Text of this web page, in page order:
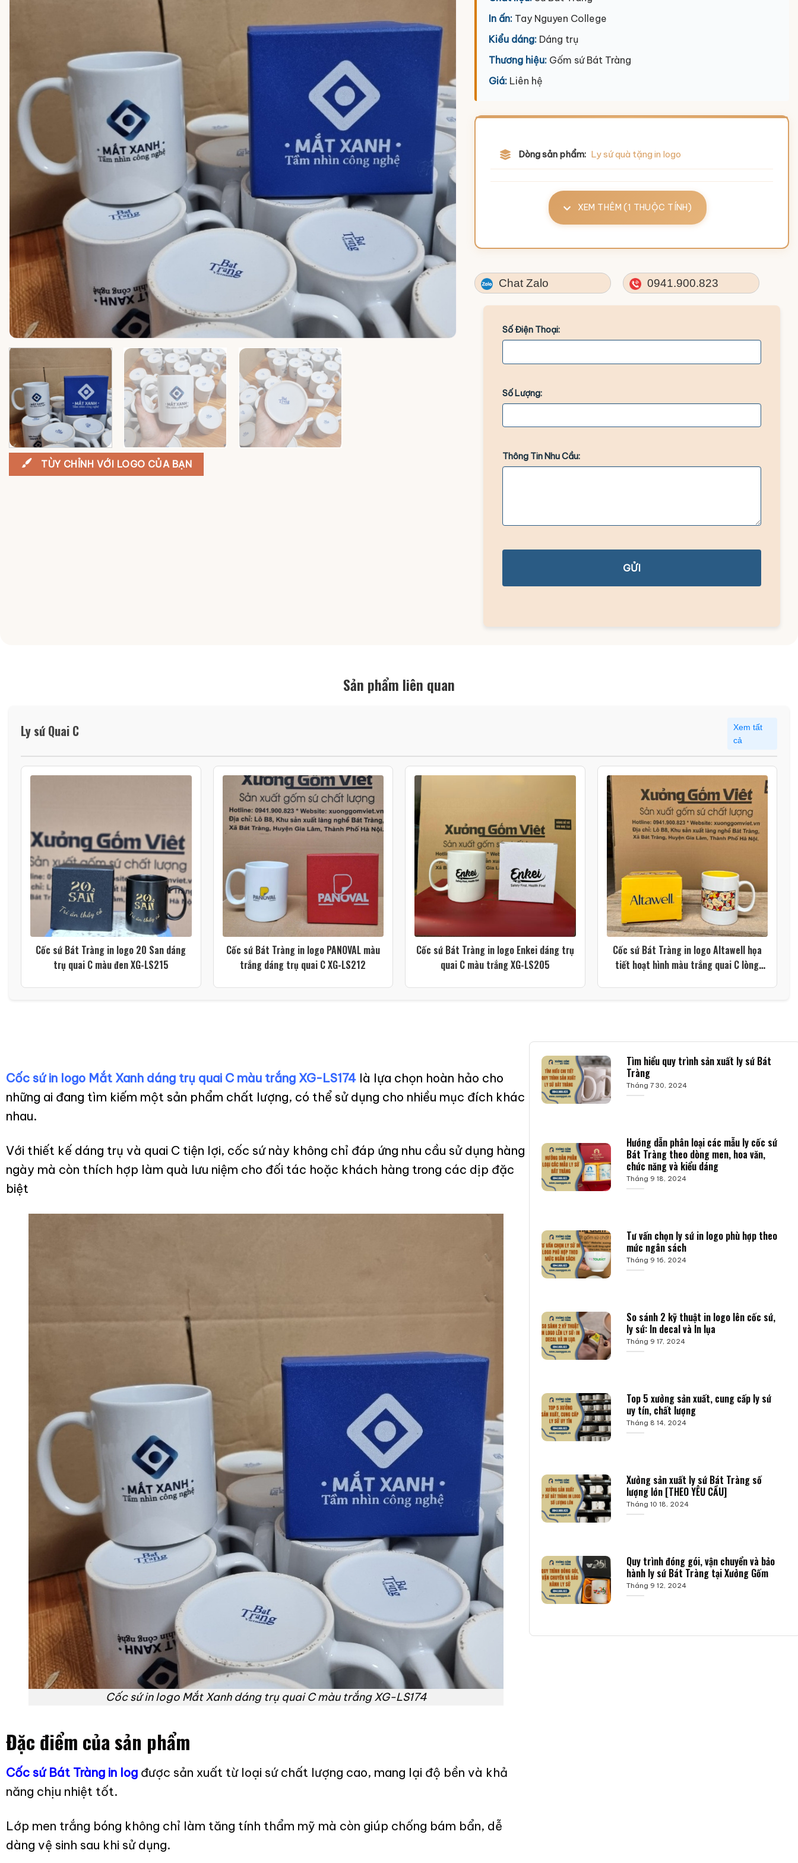
TÙY CHỈNH VỚI LOGO CỦA BẠN
In ấn: Tay Nguyen College
Kiểu dáng: Dáng trụ
Thương hiệu: Gốm sứ Bát Tràng
Giá: Liên hệ
Dòng sản phẩm: Ly sứ quà tặng in logo
XEM THÊM (1 THUỘC TÍNH)
Chat Zalo 0941.900.823
Số Điện Thoại:
Số Lượng:
Thông Tin Nhu Cầu:
GỬI
Sản phẩm liên quan
Ly sứ Quai C
Xem tất
cả
Cốc sứ Bát Tràng in logo 20 San dáng
trụ quai C màu đen XG-LS215
Cốc sứ Bát Tràng in logo PANOVAL màu
trắng dáng trụ quai C XG-LS212
Cốc sứ Bát Tràng in logo Enkei dáng trụ
quai C màu trắng XG-LS205
Cốc sứ Bát Tràng in logo Altawell họa
tiết hoạt hình màu trắng quai C lòng
Cốc sứ in logo Mắt Xanh dáng trụ quai C màu trắng XG-LS174 là lựa chọn hoàn hảo cho
những ai đang tìm kiếm một sản phẩm chất lượng, có thể sử dụng cho nhiều mục đích khác
nhau.
Với thiết kế dáng trụ và quai C tiện lợi, cốc sứ này không chỉ đáp ứng nhu cầu sử dụng hàng
ngày mà còn thích hợp làm quà lưu niệm cho đối tác hoặc khách hàng trong các dịp đặc
biệt
Cốc sứ in logo Mắt Xanh dáng trụ quai C màu trắng XG-LS174
Đặc điểm của sản phẩm
Cốc sứ Bát Tràng in log được sản xuất từ loại sứ chất lượng cao, mang lại độ bền và khả
năng chịu nhiệt tốt.
Lớp men trắng bóng không chỉ làm tăng tính thẩm mỹ mà còn giúp chống bám bẩn, dễ
dàng vệ sinh sau khi sử dụng.
Tìm hiểu quy trình sản xuất ly sứ Bát
Tràng
Tháng 7 30, 2024
Hướng dẫn phân loại các mẫu ly cốc sứ
Bát Tràng theo dòng men, hoa văn,
chức năng và kiểu dáng
Tháng 9 18, 2024
Tư vấn chọn ly sứ in logo phù hợp theo
mức ngân sách
Tháng 9 16, 2024
So sánh 2 kỹ thuật in logo lên cốc sứ,
ly sứ: In decal và In lụa
Tháng 9 17, 2024
Top 5 xưởng sản xuất, cung cấp ly sứ
uy tín, chất lượng
Tháng 8 14, 2024
Xưởng sản xuất ly sứ Bát Tràng số
lượng lớn [THEO YÊU CẦU]
Tháng 10 18, 2024
Quy trình đóng gói, vận chuyển và bảo
hành ly sứ Bát Tràng tại Xưởng Gốm
Tháng 9 12, 2024